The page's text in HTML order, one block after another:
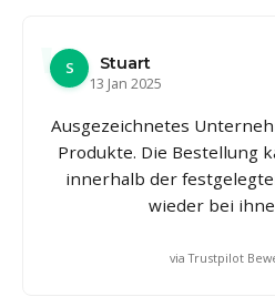
S
Stuart
13 Jan 2025
Ausgezeichnetes
Produkte. Die Bestellung
innerhalb der
wieder bei
via Trustpilot